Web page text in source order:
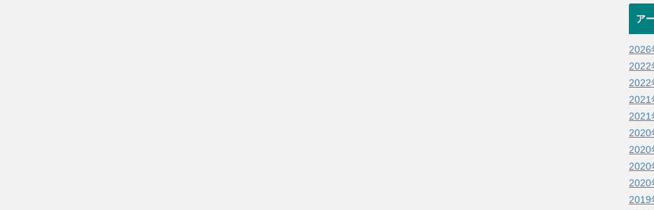
ア
2026
2022
2022
2021
2021
2020
2020
2020
2020
2019